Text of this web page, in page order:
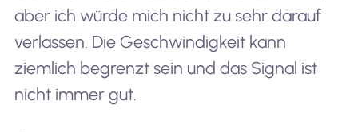
aber ich würde mich nicht zu sehr darauf
verlassen. Die Geschwindigkeit kann
ziemlich begrenzt sein und das Signal ist
nicht immer gut.